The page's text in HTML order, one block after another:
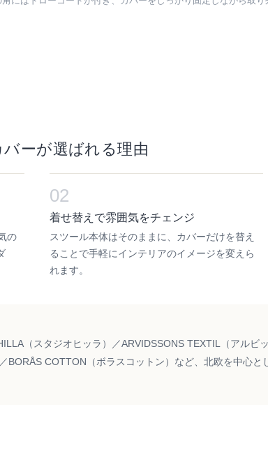
ーが選ばれる理由
の
02
着せ替えで雰囲気をチェンジ
スツール本体はそのままに、カバーだけを替え
ることで手軽にインテリアのイメージを変えら
れます。
（スタジオヒッラ）／ARVIDSSONS TEXTIL（アルビ
BORÅS COTTON（ボラスコットン）など、北欧を中心